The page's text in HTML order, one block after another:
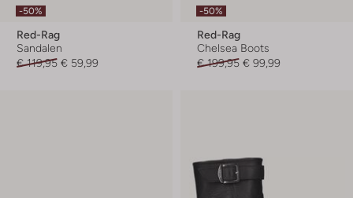
-50%
Red-Rag
Sandalen
€ 119,95 € 59,99
-50%
Red-Rag
Chelsea Boots
€ 199,95 € 99,99